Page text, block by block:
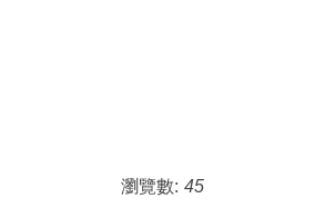
瀏覽數: 45